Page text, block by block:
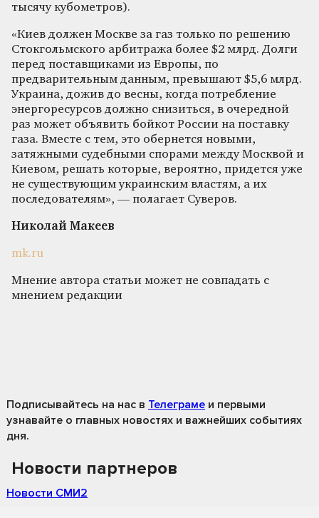
тысячу кубометров).
«Киев должен Москве за газ только по решению
Стокгольмского арбитража более $2 млрд. Долги
перед поставщиками из Европы, по
предварительным данным, превышают $5,6 млрд.
Украина, дожив до весны, когда потребление
энергоресурсов должно снизиться, в очередной
раз может объявить бойкот России на поставку
газа. Вместе с тем, это обернется новыми,
затяжными судебными спорами между Москвой и
Киевом, решать которые, вероятно, придется уже
не существующим украинским властям, а их
последователям», — полагает Суверов.
Николай Макеев
mk.ru
Мнение автора статьи может не совпадать с
мнением редакции
Подписывайтесь на нас в Телеграме и первыми
узнавайте о главных новостях и важнейших событиях
дня.
Новости партнеров
Новости СМИ2